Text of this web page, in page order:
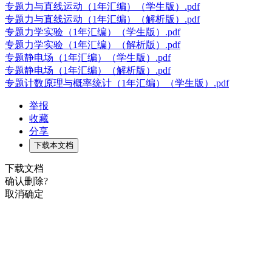
专题力与直线运动（1年汇编）（学生版）.pdf
专题力与直线运动（1年汇编）（解析版）.pdf
专题力学实验（1年汇编）（学生版）.pdf
专题力学实验（1年汇编）（解析版）.pdf
专题静电场（1年汇编）（学生版）.pdf
专题静电场（1年汇编）（解析版）.pdf
专题计数原理与概率统计（1年汇编）（学生版）.pdf
举报
收藏
分享
下载本文档
下载文档
确认删除?
取消确定